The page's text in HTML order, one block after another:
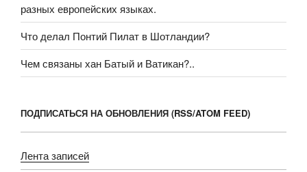
разных европейских языках.
Что делал Понтий Пилат в Шотландии?
Чем связаны хан Батый и Ватикан?..
ПОДПИСАТЬСЯ НА ОБНОВЛЕНИЯ (RSS/ATOM FEED)
Лента записей